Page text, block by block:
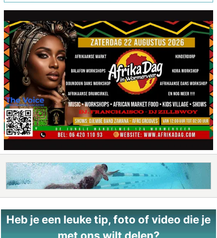
Heb je een leuke tip, foto of video die je